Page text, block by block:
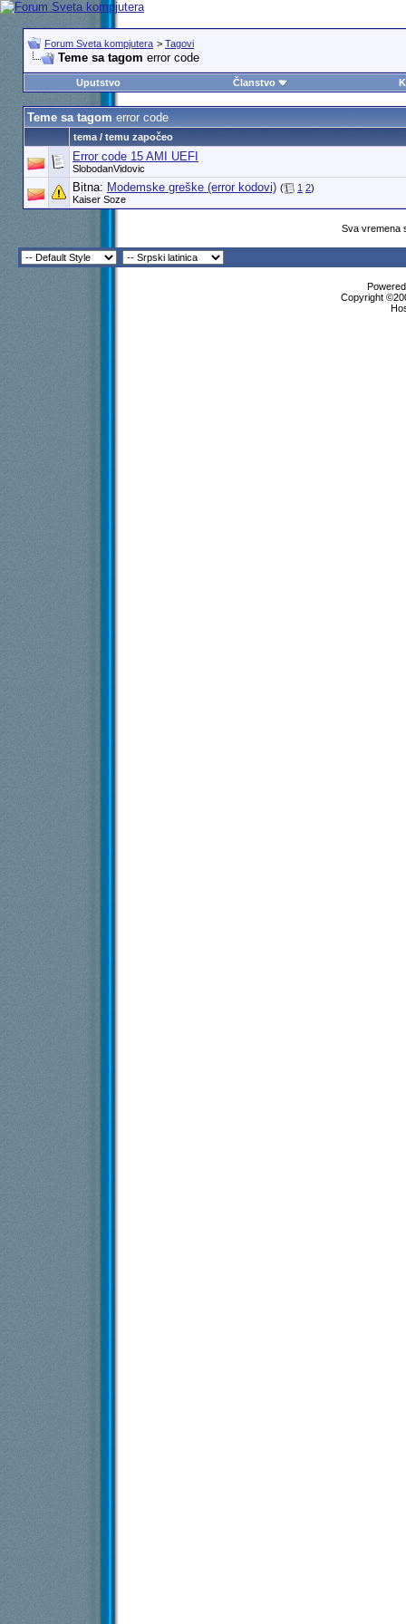
Forum Sveta kompjutera > Tagovi
Teme sa tagom error code
Uputstvo Članstvo
Teme sa tagom error code
tema / temu započeo
Error code 15 AMI UEFI
SlobodanVidovic
Bitna: Modemske greške (error kodovi) ( 1 2)
Kaiser Soze
Sva vremena
Copyright